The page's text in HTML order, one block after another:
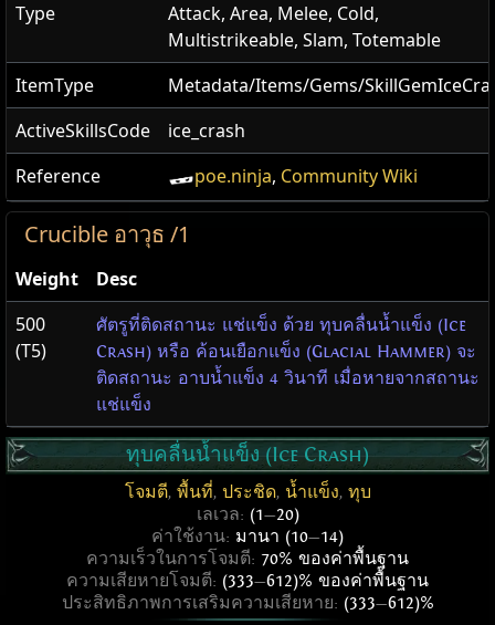
Type
Attack, Area, Melee, Cold,
Multistrikeable, Slam, Totemable
ItemType
Metadata/Items/Gems/
ActiveSkillsCode
ice_crash
Reference
poe.ninja, Community Wiki
Crucible อาวุธ /1
Weight
Desc
500
(T5)
ศัตรูที่ติดสถานะ แช่แข็ง ด้วย ทุบคลื่นน้ำแข็ง (Ice
Crash) หรือ ค้อนเยือกแข็ง (Glacial Hammer) จะ
ติดสถานะ อาบน้ำแข็ง 4 วินาที เมื่อหายจากสถานะ
แช่แข็ง
ทุบคลื่นน้ำแข็ง (Ice Crash)
โจมตี, พื้นที่, ประชิด, น้ำแข็ง, ทุบ
เลเวล: (1—20)
ค่าใช้งาน: มานา (10—14)
ความเร็วในการโจมตี: 70% ของค่าพื้นฐาน
ความเสียหายโจมตี: (333—612)% ของค่าพื้นฐาน
ประสิทธิภาพการเสริมความเสียหาย: (333—612)%